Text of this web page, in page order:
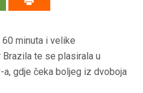
60 minuta i velike
te se plasirala u
gdje čeka boljeg iz dvoboja